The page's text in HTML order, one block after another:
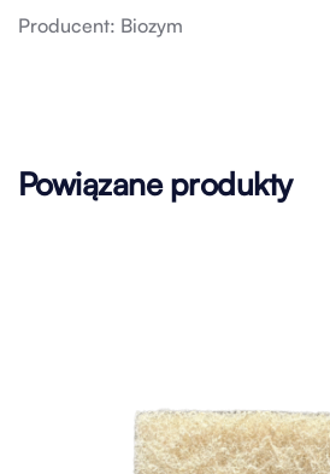
Producent: Biozym
Powiązane produkty